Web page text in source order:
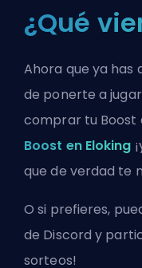
¿Qué
Ahora que ya has
de ponerte a
comprar tu Boost
Boost en Eloking
que de verdad te
O si prefieres,
de Discord y
sorteos!